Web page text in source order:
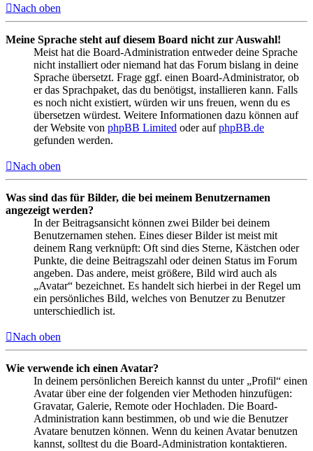
Nach oben
Meine Sprache steht auf diesem Board nicht zur Auswahl!
Meist hat die Board-Administration entweder deine Sprache
nicht installiert oder niemand hat das Forum bislang in deine
Sprache übersetzt. Frage ggf. einen Board-Administrator, ob
er das Sprachpaket, das du benötigst, installieren kann. Falls
es noch nicht existiert, würden wir uns freuen, wenn du es
übersetzen würdest. Weitere Informationen dazu können auf
der Website von phpBB Limited oder aufphpBB.de
gefunden werden.
Nach oben
Was sind das für Bilder, die bei meinem Benutzernamen
angezeigt werden?
In der Beitragsansicht können zwei Bilder bei deinem
Benutzernamen stehen. Eines dieser Bilder ist meist mit
deinem Rang verknüpft: Oft sind dies Sterne, Kästchen oder
Punkte, die deine Beitragszahl oder deinen Status im Forum
angeben. Das andere, meist größere, Bild wird auch als
„Avatar“ bezeichnet. Es handelt sich hierbei in der Regel um
ein persönliches Bild, welches von Benutzer zu Benutzer
unterschiedlich ist.
Nach oben
Wie verwende ich einen Avatar?
In deinem persönlichen Bereich kannst du unter „Profil“ einen
Avatar über eine der folgenden vier Methoden hinzufügen:
Gravatar, Galerie, Remote oder Hochladen. Die Board-
Administration kann bestimmen, ob und wie die Benutzer
Avatare benutzen können. Wenn du keinen Avatar benutzen
kannst, solltest du die Board-Administration kontaktieren.